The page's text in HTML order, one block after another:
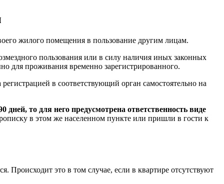
жилого помещения в пользование другим лицам.
пользования или в силу наличия иных законных
для проживания временно зарегистрированного.
в соответствующий орган самостоятельно на
то для него предусмотрена ответственность виде
в этом же населенном пункте или пришли в гости к
Происходит это в том случае, если в квартире отсутствуют